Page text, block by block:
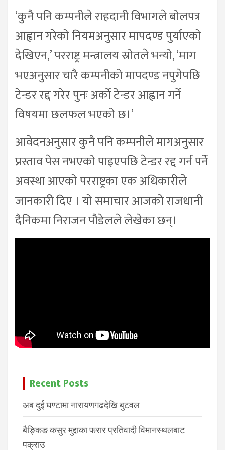
‘कुनै पनि कम्पनीले राहदानी विभागले बोलपत्र
आह्वान गरेको नियमअनुसार मापदण्ड पुर्याएको
देखिएन,’ परराष्ट्र मन्त्रालय स्रोतले भन्यो, ‘माग
भएअनुसार चारै कम्पनीको मापदण्ड नपुगेपछि
टेन्डर रद्द गरेर पुनः अर्को टेन्डर आह्वान गर्ने
विषयमा छलफल भएको छ।’
आवेदनअनुसार कुनै पनि कम्पनीले मागअनुसार
प्रस्ताव पेस नभएको पाइएपछि टेन्डर रद्द गर्न पर्ने
अवस्था आएको परराष्ट्रका एक अधिकारीले
जानकारी दिए । यो समाचार आजको राजधानी
दैनिकमा निराजन पौडेलले लेखेका छन्।
Recent Posts
अब दुई घण्टामा नारायणगढदेखि बुटवल
बैङ्किङ कसुर मुद्दाका फरार प्रतिवादी विमानस्थलबाट
पक्राउ